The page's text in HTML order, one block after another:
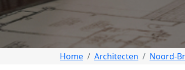
Home Architecten Noord-